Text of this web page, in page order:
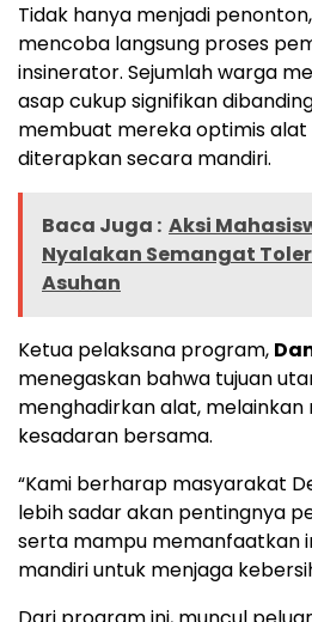
Tidak hanya menjadi
mencoba langsung proses
insinerator. Sejumlah warga
asap cukup signifikan
membuat mereka optimis
diterapkan secara mandiri.
Baca Juga : Aksi
Nyalakan Semangat
Asuhan
Ketua pelaksana program,
menegaskan bahwa tujuan
menghadirkan alat,
kesadaran bersama.
“Kami berharap masyarakat
lebih sadar akan pentingnya
serta mampu memanfaatkan
mandiri untuk menjaga